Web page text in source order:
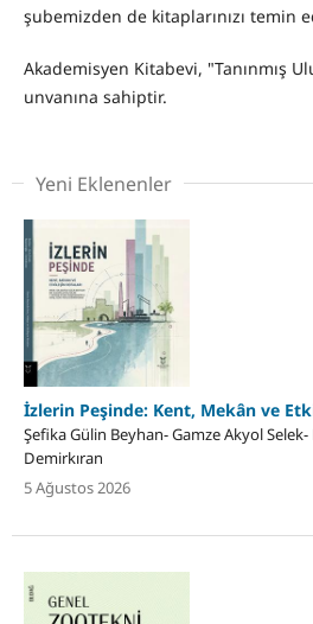
şubemizden de kitaplarınızı temin
Akademisyen Kitabevi, "Tanınmış
unvanına sahiptir.
Yeni Eklenenler
İzlerin Peşinde: Kent, Mekân ve
Şefika Gülin Beyhan- Gamze Akyol
Demirkıran
5 Ağustos 2026